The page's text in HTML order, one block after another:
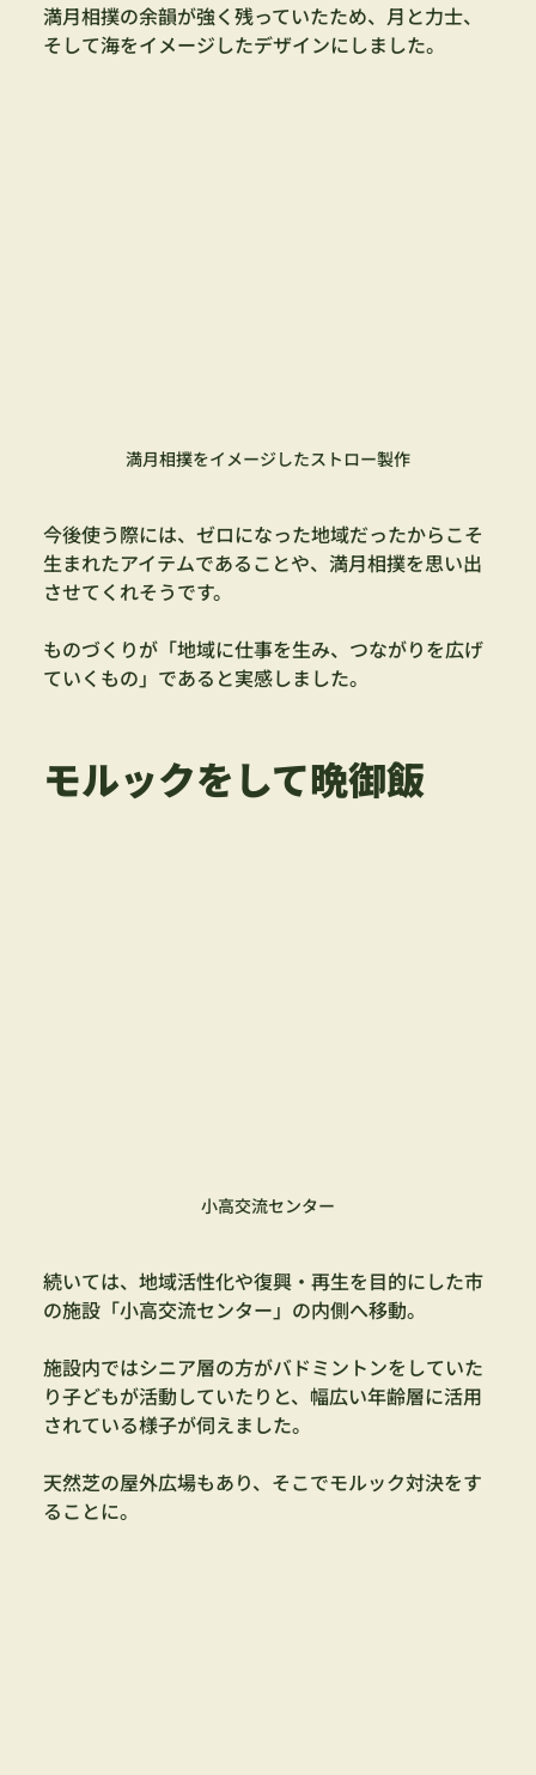
満月相撲の余韻が強く残っていたため、月と力士、
そして海をイメージしたデザインにしました。
満月相撲をイメージしたストロー製作
今後使う際には、ゼロになった地域だったからこそ
生まれたアイテムであることや、満月相撲を思い出
させてくれそうです。
ものづくりが「地域に仕事を生み、つながりを広げ
ていくもの」であると実感しました。
モルックをして晩御飯
小高交流センター
続いては、地域活性化や復興・再生を目的にした市
の施設「小高交流センター」の内側へ移動。
施設内ではシニア層の方がバドミントンをしていた
り子どもが活動していたりと、幅広い年齢層に活用
されている様子が伺えました。
天然芝の屋外広場もあり、そこでモルック対決をす
ることに。